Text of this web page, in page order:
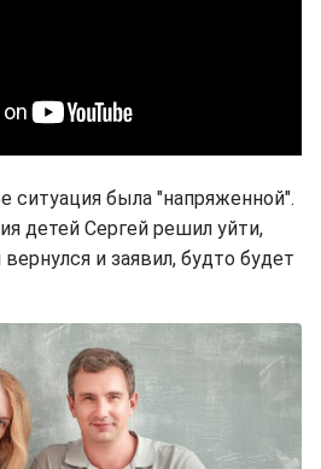
ситуация была "напряженной".
детей Сергей решил уйти,
и заявил, будто будет